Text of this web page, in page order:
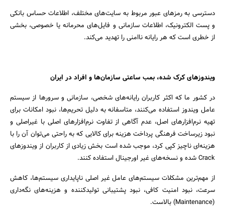
دسترسی به رمزهای عبور مربوط به سایت‌های مختلف، اطلاعات حساس بانکی
و پست الکترونیک، اطلاعات سازمانی و فایل‌های محرمانه یا خصوصی، بخشی
از خطری است که هر رایانه ناامنی را تهدید می‌کند.
ویندوزهای کرک شده، بمب ساعتی سازمان‌ها و افراد در ایران
در کشور ما که اکثر کاربران رایانه‌های شخصی، سازمانی و سرورها از سیستم
عامل ویندوز استفاده می‌کنند، متاسفانه به دلیل تحریم‌ها، نبود امکانات برای
تهیه نرم‌افزارهای اصل، عدم آگاهی از تفاوت نرم‌افزارهای اصلی با غیراصلی و
نبود زیرساخت فرهنگی پرداخت هزینه برای کالایی که به راحتی می‌توان آن را با
هزینه‌ای ناچیز کپی کرد، موجب شده است بخش زیادی از کاربران از ویندوز‌های
Crack ‌شده و نسخه‌های غیر اورجینال استفاده کنند.
از مهم‌ترین مشکلات سیستم‌های عامل غیر اصلی ناپایداری سیستم‌ها، کاهش
سرعت، نبود امنیت کافی، نبود پشتیبانی تولیدکننده و هزینه‌های نگه‌داری
(Maintenance) بالاست.